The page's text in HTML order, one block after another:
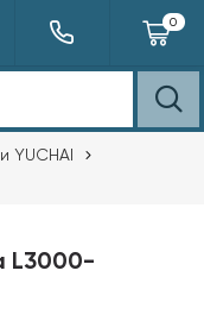
0
YUCHAI
L3000-